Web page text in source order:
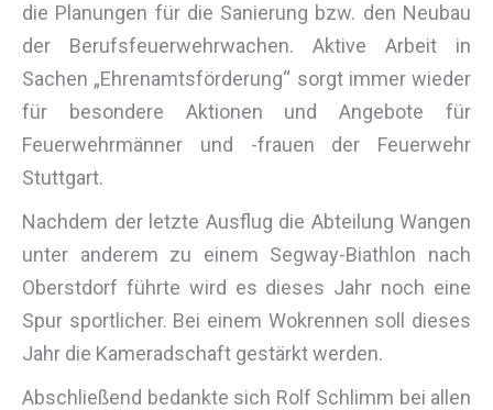
die Planungen für die Sanierung bzw. den Neubau
der Berufsfeuerwehrwachen. Aktive Arbeit in
Sachen „Ehrenamtsförderung“ sorgt immer wieder
für besondere Aktionen und Angebote für
Feuerwehrmänner und -frauen der Feuerwehr
Stuttgart.
Nachdem der letzte Ausflug die Abteilung Wangen
unter anderem zu einem Segway-Biathlon nach
Oberstdorf führte wird es dieses Jahr noch eine
Spur sportlicher. Bei einem Wokrennen soll dieses
Jahr die Kameradschaft gestärkt werden.
Abschließend bedankte sich Rolf Schlimm bei allen